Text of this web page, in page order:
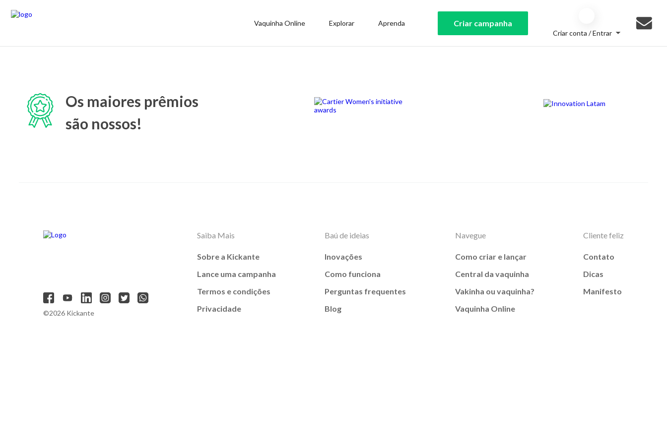
Vaquinha Online Explorar Aprenda Criar campanha
Criar conta / Entrar
Os maiores prêmios
são nossos!
©2026 Kickante
Saiba Mais
Sobre a Kickante
Lance uma campanha
Termos e condições
Privacidade
Baú de ideias
Inovações
Como funciona
Perguntas frequentes
Blog
Navegue
Como criar e lançar
Central da vaquinha
Vakinha ou vaquinha?
Vaquinha Online
Cliente feliz
Contato
Dicas
Manifesto